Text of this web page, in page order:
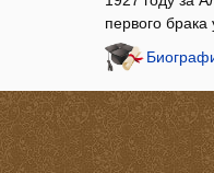
первого